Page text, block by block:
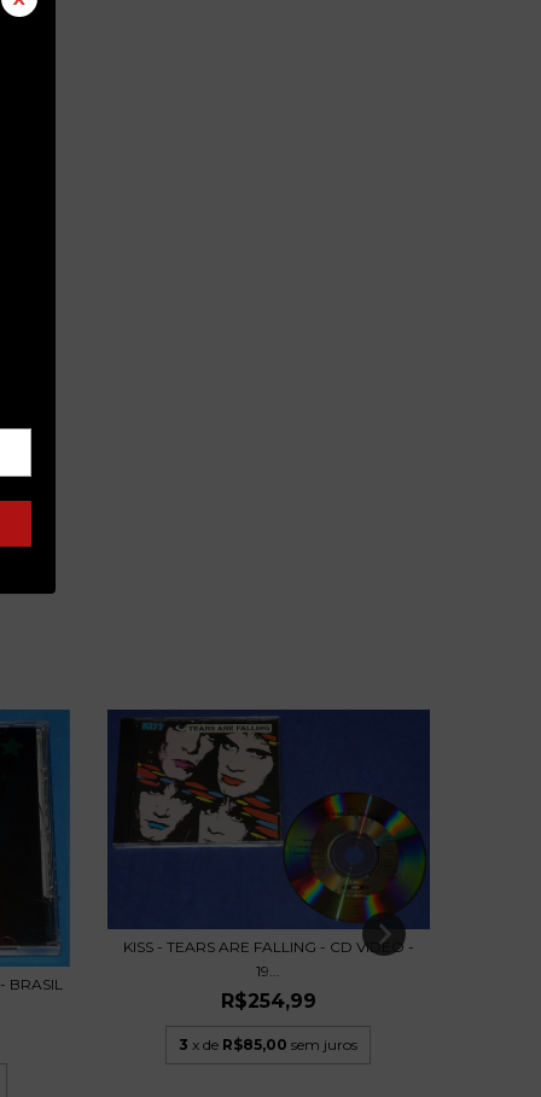
BRASIL
KISS - TEARS ARE FALLING - CD VIDEO -
19...
R$254,99
3 x de R$85,00 sem juros